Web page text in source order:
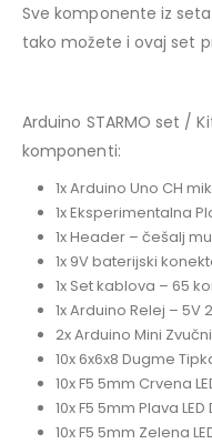
Sve komponente iz
tako možete i ovaj set
Arduino STARMO set /
komponenti:
1x Arduino Uno CH
1x Eksperimentalna
1x Header – češalj
1x 9V baterijski
1x Set kablova – 65
1x Arduino Relej – 5V
2x Arduino Mini
10x 6x6x8 Dugme
10x F5 5mm Crvena
10x F5 5mm Plava
10x F5 5mm Zelena